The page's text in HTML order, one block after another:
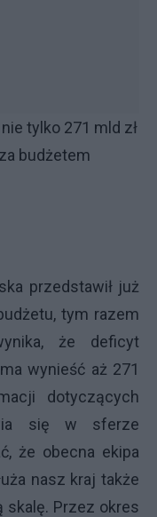
tylko 271 mld zł
budżetem
przedstawił już
tym razem
że deficyt
wynieść aż 271
dotyczących
się w sferze
że obecna ekipa
nasz kraj także
skalę. Przez okres